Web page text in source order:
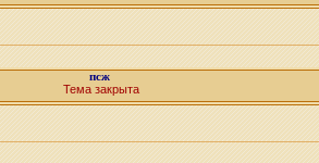
псж
Тема закрыта